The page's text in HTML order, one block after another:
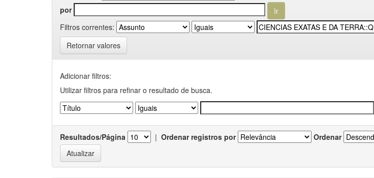
por
Filtros correntes:
Retornar valores
Adicionar filtros:
Utilizar filtros para refinar o resultado de busca.
Resultados/Página | Ordenar registros por Ordenar